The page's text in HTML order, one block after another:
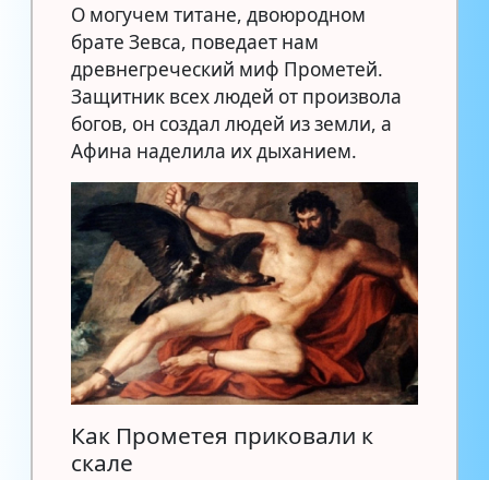
О могучем титане, двоюродном
брате Зевса, поведает нам
древнегреческий миф Прометей.
Защитник всех людей от произвола
богов, он создал людей из земли, а
Афина наделила их дыханием.
Как Прометея приковали к
скале